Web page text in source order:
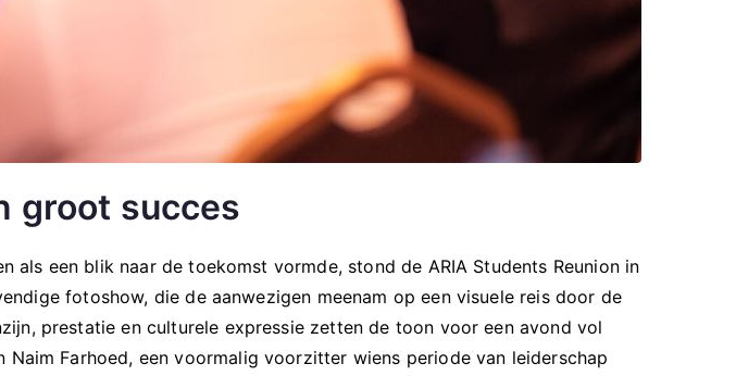
groot succes
een blik naar de toekomst vormde, stond de ARIA Students Reunion in
fotoshow, die de aanwezigen meenam op een visuele reis door de
prestatie en culturele expressie zetten de toon voor een avond vol
Farhoed, een voormalig voorzitter wiens periode van leiderschap